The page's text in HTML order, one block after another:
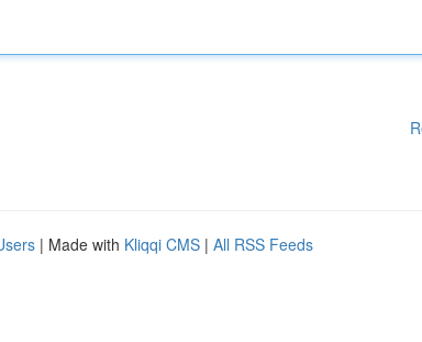
| Made with Kliqqi CMS | All RSS Feeds